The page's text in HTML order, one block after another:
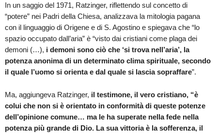
In un saggio del 1971, Ratzinger, riflettendo sul concetto di
“potere” nei Padri della Chiesa, analizzava la mitologia pagana
con il linguaggio di Origene e di S. Agostino e spiegava che “lo
spazio occupato dall’aria” è “visto dai cristiani come plaga dei
demoni (…), i demoni sono ciò che ‘si trova nell’aria’, la
potenza anonima di un determinato clima spirituale, secondo
il quale l’uomo si orienta e dal quale si lascia sopraffare”.
Ma, aggiungeva Ratzinger, il testimone, il vero cristiano, “è
colui che non si è orientato in conformità di queste potenze
dell’opinione comune… ma le ha superate nella fede nella
potenza più grande di Dio. La sua vittoria è la sofferenza, il